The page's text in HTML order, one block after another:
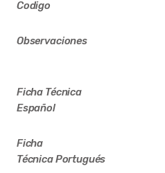
Codigo
Observaciones
Ficha Técnica
Español
Ficha
TécnicaPortugués